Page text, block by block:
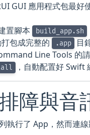
GUI 應用程式包最好
置腳本 build_app.sh
包成完整的 .app 目
Line Tools 的
，自動配置好 Swift
障與音
執行了 App，然而連